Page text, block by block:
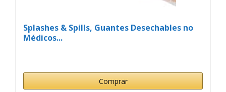
Splashes & Spills, Guantes Desechables no
Médicos...
Comprar